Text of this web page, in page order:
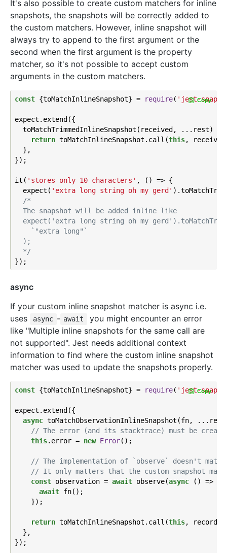
It's also possible to create custom matchers for inline
snapshots, the snapshots will be correctly added to
the custom matchers. However, inline snapshot will
always try to append to the first argument or the
second when the first argument is the property
matcher, so it's not possible to accept custom
arguments in the custom matchers.
const {toMatchInlineSnapshot} = require( 'jest-
expect.extend({
  toMatchTrimmedInlineSnapshot(received, ...rest) {
return toMatchInlineSnapshot.call(this,
  },
});
it( 'stores only 10 characters' , () => {
  expect(
'extra long string oh my gerd'
/*
  The snapshot will be added inline like
expect('extra long string oh my
    `"extra long"`
  );
  */
Copy
async
If your custom inline snapshot matcher is async i.e.
uses
async - await
you might encounter an error
like "Multiple inline snapshots for the same call are
not supported". Jest needs additional context
information to find where the custom inline snapshot
matcher was used to update the snapshots properly.
const {toMatchInlineSnapshot} = require( 'jest-
expect.extend({
async toMatchObservationInlineSnapshot(fn,
// The error (and its stacktrace) must be
this.error = new Error();
// The implementation of `observe` doesn't
// It only matters that the custom snapshot
const observation = await observe(async () => {
await fn();
    });
return toMatchInlineSnapshot.call(this,
  },
});
Copy